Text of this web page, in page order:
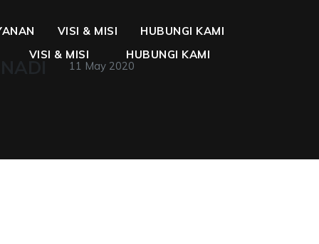
VISI & MISI HUBUNGI KAMI
11 May 2020
VISI & MISI HUBUNGI KAMI